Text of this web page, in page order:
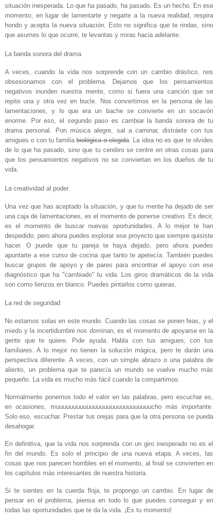
situación inesperada. Lo que ha pasado, ha pasado. Es un hecho. En ese
momento, en lugar de lamentarte y negarte a la nueva realidad, respira
hondo y acepta la nueva situación. Esto no significa que te rindas, sino
que asumes lo que ocurre, te levantas y miras hacia adelante.
La banda sonora del drama
A veces, cuando la vida nos sorprende con un cambio drástico, nos
obsesionamos con el problema. Dejamos que los pensamientos
negativos inunden nuestra mente, como si fuera una canción que se
repite una y otra vez en bucle. Nos convertimos en la persona de las
lamentaciones, y lo que era un bache se convierte en un socavón
enorme. Por eso, el segundo paso es cambiar la banda sonora de tu
drama personal. Pon música alegre, sal a caminar, distráete con tus
amigues o con tu familiabiológica o elegida . La idea no es que te olvides
de lo que ha pasado, sino que tu cerebro se centre en otras cosas para
que los pensamientos negativos no se conviertan en los dueños de tu
vida.
La creatividad al poder
Una vez que has aceptado la situación, y que tu mente ha dejado de ser
una caja de lamentaciones, es el momento de ponerse creativo. Es decir,
es el momento de buscar nuevas oportunidades. A lo mejor te han
despedido, pero ahora puedes explorar ese proyecto que siempre quisiste
hacer. O puede que tu pareja te haya dejado, pero ahora puedes
apuntarte a ese curso de cocina que tanto te apetecía. También puedes
buscar grupos de apoyo y de pares para encontrar el apoyo con ese
diagnóstico que ha "cambiado" tu vida. Los giros dramáticos de la vida
son como lienzos en blanco. Puedes pintarlos como quieras.
La red de seguridad
No estamos solas en este mundo. Cuando las cosas se ponen feas, y el
miedo y la incertidumbre nos dominan, es el momento de apoyarse en la
gente que te quiere. Pide ayuda. Habla con tus amigues, con tus
familiares. A lo mejor no tienen la solución mágica, pero te darán una
perspectiva diferente. A veces, con un simple abrazo o una palabra de
aliento, un problema que te parecía un mundo se vuelve mucho más
pequeño. La vida es mucho más fácil cuando la compartimos.
Normalmente ponemos todo el valor en las palabras, pero escuchar es,
en ocasiones, muuuuuuuuuuuuuuuuuuuuuuuuuuuucho más importante.
Solo eso, escuchar. Prestar tus orejas para que la otra persona se pueda
desahogar.
En definitiva, que la vida nos sorprenda con un giro inesperado no es el
fin del mundo. Es solo el principio de una nueva etapa. A veces, las
cosas que nos parecen horribles en el momento, al final se convierten en
los capítulos más interesantes de nuestra historia.
Si te sientes en la cuerda floja, te propongo un cambio. En lugar de
pensar en el problema, piensa en todo lo que puedes conseguir y en
todas las oportunidades que te da la vida. ¡Es tu momento!